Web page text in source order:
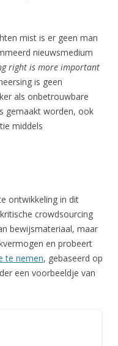
mist is er geen man
nieuwsmedium
right is more important
is geen
als onbetrouwbare
gemaakt worden, ook
middels
ontwikkeling in dit
crowdsourcing
bewijsmateriaal, maar
en probeert
te nemen, gebaseerd op
een voorbeeldje van